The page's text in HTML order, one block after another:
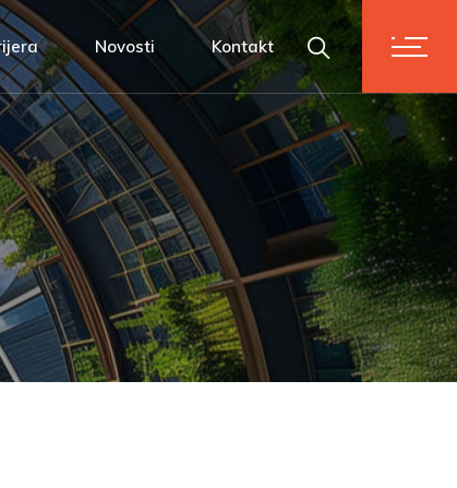
Tim
vrijednostima
se!
Novosti Kontakt
ATH Tim
Povezani vrijednostima
Prijavi se!